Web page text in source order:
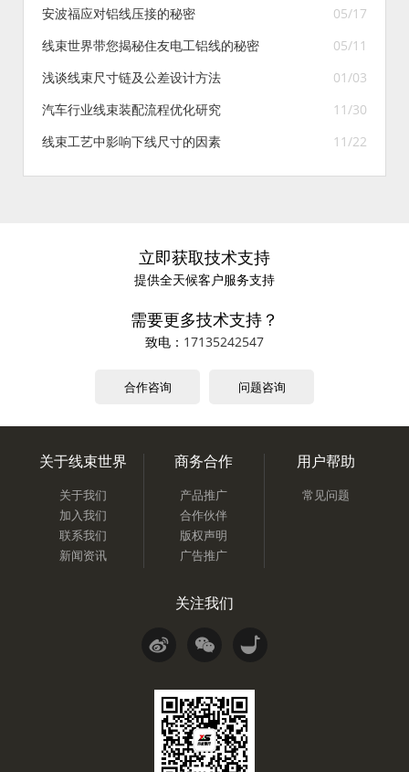
05/17
安波福应对铝线压接的秘密
05/11
线束世界带您揭秘住友电工铝线的秘密
01/03
浅谈线束尺寸链及公差设计方法
11/30
汽车行业线束装配流程优化研究
11/22
线束工艺中影响下线尺寸的因素
立即获取技术支持
提供全天候客户服务支持
需要更多技术支持？
致电： 17135242547
合作咨询 问题咨询
关于线束世界
关于我们
加入我们
联系我们
新闻资讯
商务合作
产品推广
合作伙伴
版权声明
广告推广
用户帮助
常见问题
关注我们